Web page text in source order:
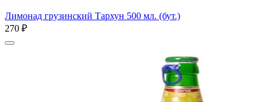
Лимонад грузинский Тархун 500 мл. (бут.)
270 ₽